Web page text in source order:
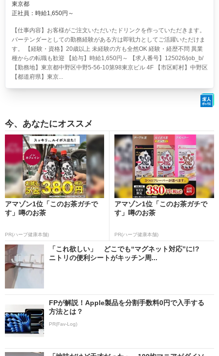
東京都
正社員：時給1,650円～
【仕事内容】お客様がご注文いただいたドリンクを作っていただきます。
バーテンダーとしての勤務経験がある方は即戦力としてご活躍いただけま
す。 【経験・資格】20歳以上 未経験の方も全然OK 経験・経歴不問 異業
種からの転職も歓迎 【給与】時給1,650円～ 【求人番号】125026/job_b/
【勤務地】東京都中野区中野5-56-10第98東京ビル 4F 【市区町村】中野区
【都道府県】東京...
今、あなたにオススメ
アマゾン1位「このお茶ガチで
す」噂のお茶
PR(ハーブ健康本舗)
アマゾン1位「このお茶ガチで
す」噂のお茶
PR(ハーブ健康本舗)
「これ欲しい」 どこでも“マグネット対応”に!?
ニトリの便利シートがキッチン周...
FPが解説！Apple製品を分割手数料0円で入手する
方法とは？
PR(Fav-Log)